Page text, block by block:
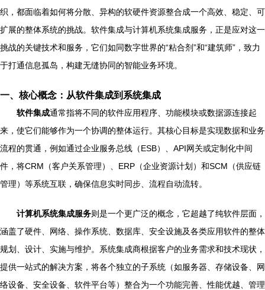
织，都面临着如何将分散、异构的软硬件资源整合成一个高效、稳定、可
扩展的整体系统的挑战。软件集成与计算机系统集成服务，正是应对这一
挑战的关键技术和服务，它们如同数字世界的“粘合剂”和“建筑师”，致力
于打通信息孤岛，构建无缝协同的智能业务环境。
一、核心概念：从软件集成到系统集成
软件集成通常指将不同的软件应用程序、功能模块或数据源连接起
来，使它们能够作为一个协调的整体运行。其核心目标是实现数据和业务
流程的贯通，例如通过企业服务总线（ESB）、API网关或定制化中间
件，将CRM（客户关系管理）、ERP（企业资源计划）和SCM（供应链
管理）等系统互联，确保信息实时同步、流程自动流转。
计算机系统集成服务则是一个更广泛的概念，它超越了纯软件层面，
涵盖了硬件、网络、操作系统、数据库、安全设施及各类应用软件的整体
规划、设计、实施与维护。系统集成商根据客户的业务需求和技术现状，
提供一站式的解决方案，将各个独立的子系统（如服务器、存储设备、网
络设备、安全设备、软件平台等）整合为一个功能完善、性能优越、管理